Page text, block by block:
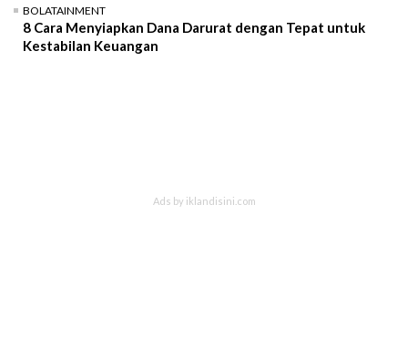
BOLATAINMENT
8 Cara Menyiapkan Dana Darurat dengan Tepat untuk
Kestabilan Keuangan